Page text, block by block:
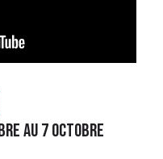
au 7 octobre